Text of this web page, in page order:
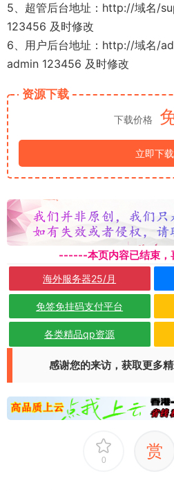
5、超管后台地址：http://域名/
123456 及时修改
6、用户后台地址：http://域名/
admin 123456 及时修改
资源下载
下载价格
立即下载
------本页内容已结束
海外服务器25/月
免签免挂码支付平台
各类精品qp资源
感谢您的来访，获取更多精
0 赏